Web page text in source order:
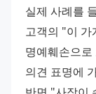
실제 사례를
고객의 "이 가
명예훼손으
의견 표명에